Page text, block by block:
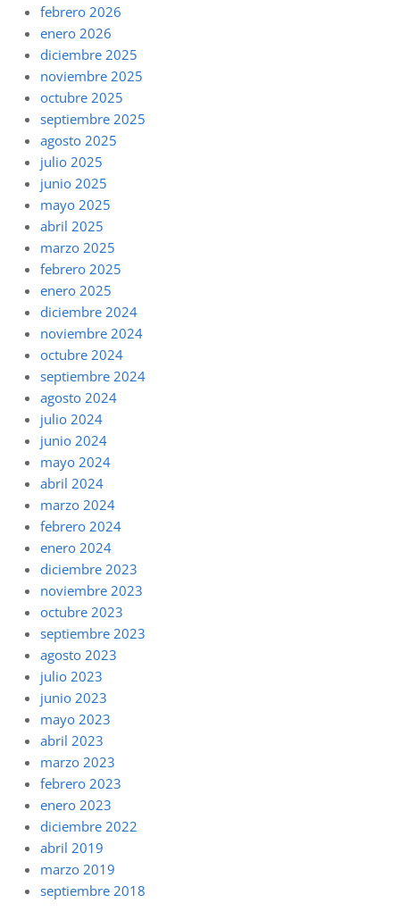
febrero 2026
enero 2026
diciembre 2025
noviembre 2025
octubre 2025
septiembre 2025
agosto 2025
julio 2025
junio 2025
mayo 2025
abril 2025
marzo 2025
febrero 2025
enero 2025
diciembre 2024
noviembre 2024
octubre 2024
septiembre 2024
agosto 2024
julio 2024
junio 2024
mayo 2024
abril 2024
marzo 2024
febrero 2024
enero 2024
diciembre 2023
noviembre 2023
octubre 2023
septiembre 2023
agosto 2023
julio 2023
junio 2023
mayo 2023
abril 2023
marzo 2023
febrero 2023
enero 2023
diciembre 2022
abril 2019
marzo 2019
septiembre 2018